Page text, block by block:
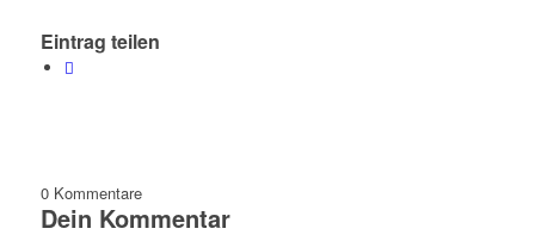
Eintrag teilen
0 Kommentare
Dein Kommentar